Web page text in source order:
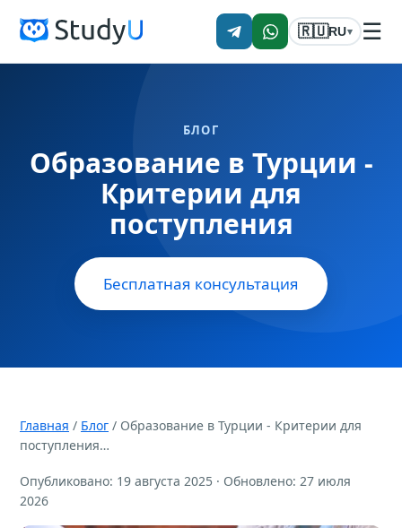
🇷🇺RU▾ ☰
БЛОГ
Образование в Турции -
Критерии для
поступления
Бесплатная консультация
Главная / Блог / Образование в Турции - Критерии для
поступления…
Опубликовано: 19 августа 2025 · Обновлено: 27 июля
2026